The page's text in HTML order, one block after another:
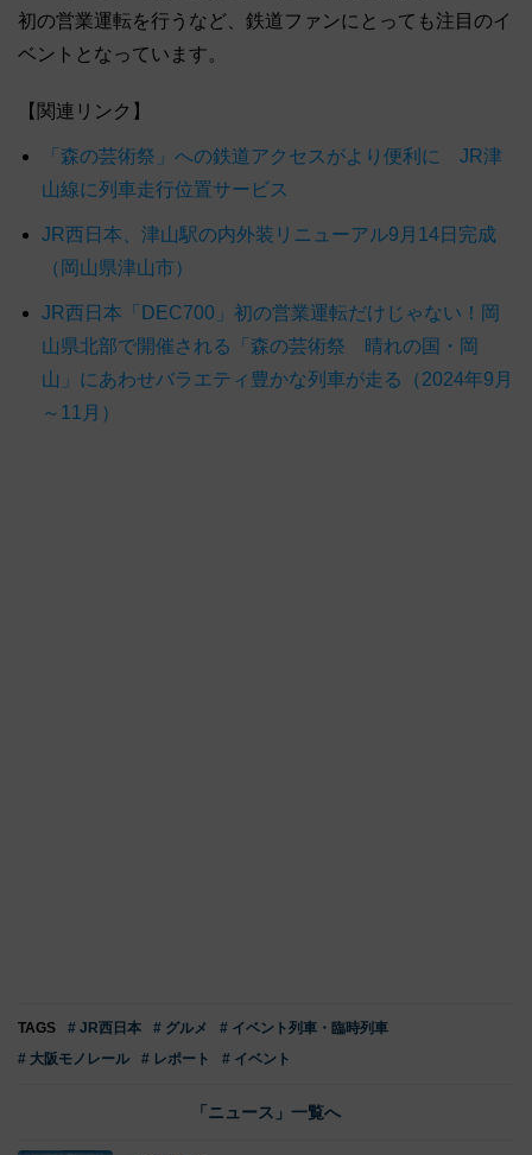
初の営業運転を行うなど、鉄道ファンにとっても注目のイ
ベントとなっています。
【関連リンク】
「森の芸術祭」への鉄道アクセスがより便利に JR津
山線に列車走行位置サービス
JR西日本、津山駅の内外装リニューアル9月14日完成
（岡山県津山市）
JR西日本「DEC700」初の営業運転だけじゃない！岡
山県北部で開催される「森の芸術祭 晴れの国・岡
山」にあわせバラエティ豊かな列車が走る（2024年9月
～11月）
TAGS # JR西日本 # グルメ
# イベント列車・臨時列車
# 大阪モノレール
# レポート # イベント
「ニュース」一覧へ